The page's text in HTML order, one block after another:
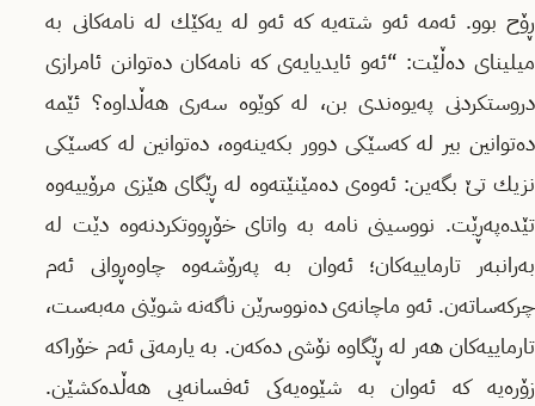
ڕۆح بوو. ئه‌مه‌ ئه‌و شته‌یه‌ كه‌ ئه‌و له‌ یه‌كێك له‌ نامه‌كانی به‌
میلینای ده‌ڵێت: “ئه‌و ئایدیایه‌ی كه‌ نامه‌كان ده‌توانن ئامرازی
دروستكردنی په‌یوه‌ندی بن، له‌ كوێوه‌ سه‌ری هه‌ڵداوه‌؟ ئێمه‌
ده‌توانین بیر له‌ كه‌سێكی دوور بكه‌ینه‌وه‌، ده‌توانین له‌ كه‌سێكی
نزیك تێ بگه‌ین: ئه‌وه‌ی ده‌مێنێته‌وه‌ له‌ ڕێگای هێزی مرۆییه‌وه‌
تێده‌په‌ڕێت. نووسینی نامه‌ به‌ واتای خۆڕووتكردنه‌وه‌ دێت له‌
به‌رانبه‌ر تارماییه‌كان؛ ئه‌وان به‌ په‌رۆشه‌وه‌ چاوه‌ڕوانی ئه‌م
چركه‌ساته‌ن. ئه‌و ماچانه‌ی ده‌نووسرێن ناگه‌نه‌ شوێنی مه‌به‌ست،
تارماییه‌كان هه‌ر له‌ ڕێگاوه‌ نۆشی ده‌كه‌ن. به‌ یارمه‌تی ئه‌م خۆراكه‌
زۆره‌یه‌ كه‌ ئه‌وان به‌ شێوه‌یه‌كی ئه‌فسانه‌یی هه‌ڵده‌كشێن.